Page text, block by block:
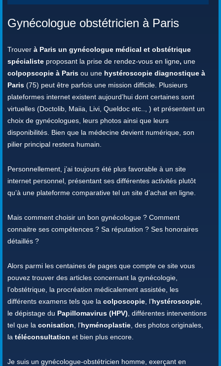
Gynécologue obstétricien à Paris
Trouver à Paris un gynécologue médical et obstétrique
spécialiste proposant la prise de rendez-vous en ligne, une
colpopscopie à Paris ou une hystéroscopie diagnostique à
Paris (75) peut être parfois une mission difficile. Plusieurs
plateformes internet existent aujourd’hui dont certaines sont
virtuelles (Doctolib, Maiia, Livi, Queldoc etc.., ) et présentent un
choix de gynécologues, leurs photos ainsi que leurs
disponibilités. Bien que la médecine devient numérique, son
pilier principal restera humain.
Personnellement, j’ai toujours été plus favorable à un site
internet personnel, présentant ses différentes activités plutôt
qu’à une plateforme comparative tel un site d’achat en ligne.
Mais comment choisir un bon gynécologue ? Comment
connaitre ses compétences ? Sa réputation ? Ses honoraires
détaillés ?
Alors parmi les centaines de pages que compte ce site vous
pouvez trouver des articles concernant la gynécologie,
l’obstétrique, la procréation médicalement assistée, les
différents examens tels que la colposcopie , l’hystéroscopie
le dépistage du Papillomavirus (HPV) , différentes interventions
tel que la conisation , l'hyménoplastie , des photos originales,
la téléconsultation et bien plus encore.
Je suis un gynécologue-obstétricien homme, exerçant en